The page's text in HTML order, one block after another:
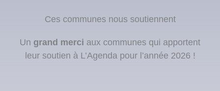
Ces communes nous soutiennent
Un grand merci aux communes qui apportent
leur soutien à L’Agenda pour l’année 2026 !